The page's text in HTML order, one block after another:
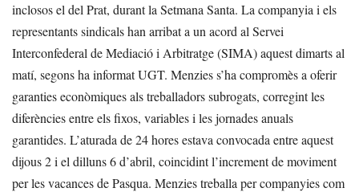
inclosos el del Prat, durant la Setmana Santa. La companyia i els
representants sindicals han arribat a un acord al Servei
Interconfederal de Mediació i Arbitratge (SIMA) aquest dimarts al
matí, segons ha informat UGT. Menzies s’ha compromès a oferir
garanties econòmiques als treballadors subrogats, corregint les
diferències entre els fixos, variables i les jornades anuals
garantides. L’aturada de 24 hores estava convocada entre aquest
dijous 2 i el dilluns 6 d’abril, coincidint l’increment de moviment
per les vacances de Pasqua. Menzies treballa per companyies com